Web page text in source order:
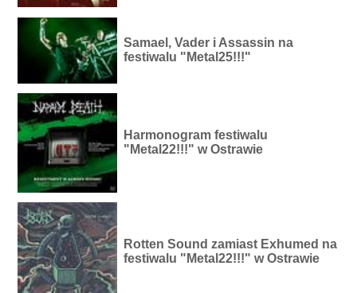
Samael, Vader i Assassin na
festiwalu "Metal25!!!"
Harmonogram festiwalu
"Metal22!!!" w Ostrawie
Rotten Sound zamiast Exhumed na
festiwalu "Metal22!!!" w Ostrawie